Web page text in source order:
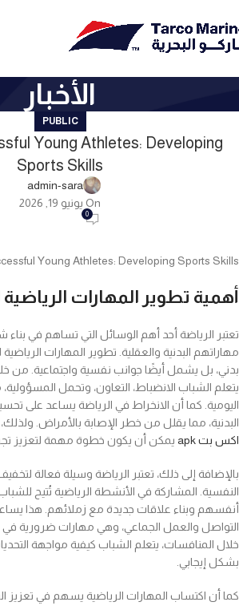
الأخبار
PUBLIC
Young Athletes: Developing
Sports Skills
admin-sara
On يونيو 19, 2026
0
Young Athletes: Developing Sports Skills
أهمية تطوير المهارات
تعتبر الرياضة أحد أهم الوسائل التي تساهم في
مهاراتهم البدنية والعقلية. تطوير المهارات
بدني، بل يشمل أيضًا جوانب نفسية واجتماعية. من
يتعلم الشباب الانضباط، التعاون، وتحمل
اليومية. كما أن الانخراط في الرياضة يساعد على
البدنية، مما يقلل من خطر الإصابة بالأمراض.
اكس بت apk
يمكن أن يكون خطوة مهمة لتعزيز
بالإضافة إلى ذلك، تعتبر الرياضة وسيلة فعالة
النفسية. المشاركة في الأنشطة الرياضية تُتيح
أنفسهم وبناء علاقات جديدة مع زملائهم. هذا
التواصل والعمل الجماعي، وهي مهارات ضرورية في
خلال المنافسات، يتعلم الشباب كيفية مواجهة
بشكل إيجابي.
كما أن اكتساب المهارات الرياضية يسهم في تعزيز